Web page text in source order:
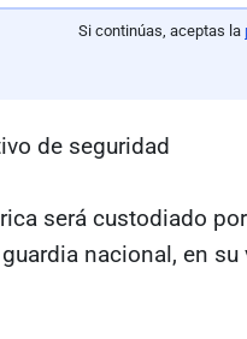
Si continúas, aceptas la
de seguridad
será custodiado
nacional, en su